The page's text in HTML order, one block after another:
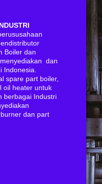
Boiler dan
dan
Indonesia.
spare part boiler,
oil heater untuk
berbagai Industri
dan part